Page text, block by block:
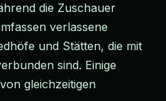
die Zuschauer
verlassene
und Stätten, die mit
sind. Einige
gleichzeitigen